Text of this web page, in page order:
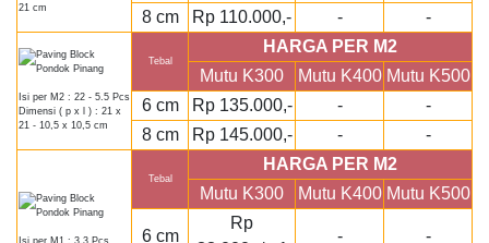
21 cm
8 cm
Rp 110.000,- - -
Isi per M2 : 22 - 5.5 Pcs
Dimensi ( p x l ) : 21 x
21 - 10,5 x 10,5 cm
Tebal
HARGA PER M2
Mutu K300
Mutu K400 Mutu K500
6 cm
Rp 135.000,- -
-
8 cm
Rp 145.000,- - -
Isi per M1 : 3.3 Pcs
Tebal
HARGA PER M2
Mutu K300
Mutu K400 Mutu K500
6 cm
Rp
- -